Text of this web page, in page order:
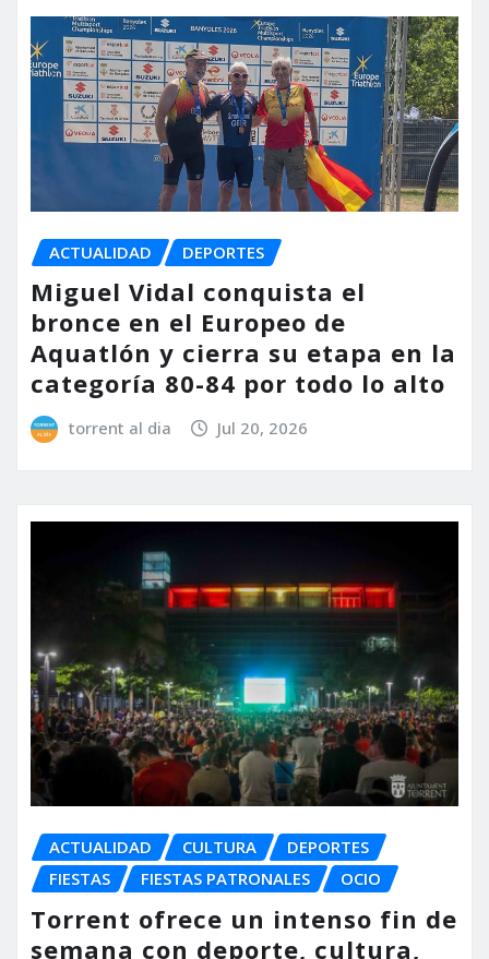
ACTUALIDAD DEPORTES
Miguel Vidal conquista el
bronce en el Europeo de
Aquatlón y cierra su etapa en la
categoría 80-84 por todo lo alto
torrent al dia Jul 20, 2026
ACTUALIDAD CULTURA
DEPORTES
FIESTAS
FIESTAS PATRONALES OCIO
Torrent ofrece un intenso fin de
semana con deporte, cultura,